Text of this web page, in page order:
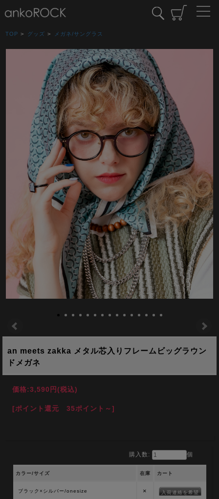
TOP > グッズ > メガネ/サングラス
an meets zakka メタル芯入りフレームビッグラウン
ドメガネ
価格:3,590円(税込)
[ポイント還元 35ポイント～]
購入数: 個
カラー/サイズ 在庫 カート
ブラック×シルバー/onesize × 入荷連絡を希望